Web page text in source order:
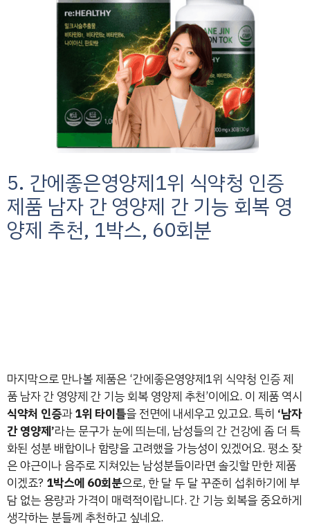
5. 간에좋은영양제1위 식약청 인증
제품 남자 간 영양제 간 기능 회복 영
양제 추천, 1박스, 60회분
마지막으로 만나볼 제품은 ‘간에좋은영양제1위 식약청 인증 제
품 남자 간 영양제 간 기능 회복 영양제 추천’이에요. 이 제품 역시
식약처 인증과1위 타이틀을 전면에 내세우고 있고요. 특히 ‘남자
간 영양제’라는 문구가 눈에 띄는데, 남성들의 간 건강에 좀 더 특
화된 성분 배합이나 함량을 고려했을 가능성이 있겠어요. 평소 잦
은 야근이나 음주로 지쳐있는 남성분들이라면 솔깃할 만한 제품
이겠죠? 1박스에 60회분으로, 한 달 두 달 꾸준히 섭취하기에 부
담 없는 용량과 가격이 매력적이랍니다. 간 기능 회복을 중요하게
생각하는 분들께 추천하고 싶네요.